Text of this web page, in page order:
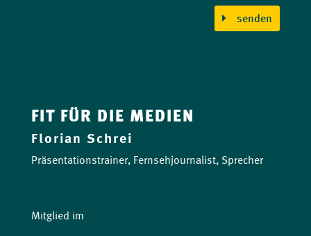
senden
FIT FÜR DIE MEDIEN
Florian Schrei
Präsentationstrainer, Fernsehjournalist, Sprecher
Mitglied im